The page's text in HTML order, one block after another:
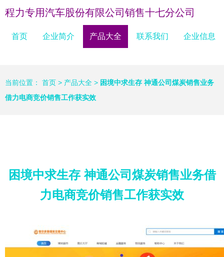
程力专用汽车股份有限公司销售十七分公司
首页 企业简介 产品大全 联系我们 企业信息
当前位置： 首页 > 产品大全 > 困境中求生存 神通公司煤炭销售业务
借力电商竞价销售工作获实效
困境中求生存 神通公司煤炭销售业务借
力电商竞价销售工作获实效